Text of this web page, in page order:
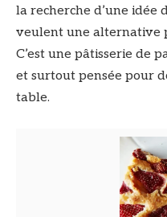
la recherche d’une idée
veulent une alternative
C’est une pâtisserie de
et surtout pensée pour
table.